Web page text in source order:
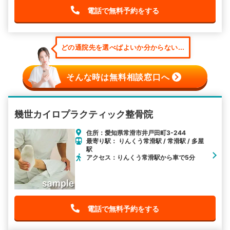
電話で無料予約をする
どの通院先を選べばよいか分からない...
そんな時は無料相談窓口へ
幾世カイロプラクティック整骨院
住所：愛知県常滑市井戸田町3-244
最寄り駅： りんくう常滑駅 / 常滑駅 / 多屋
駅
アクセス：りんくう常滑駅から車で5分
電話で無料予約をする